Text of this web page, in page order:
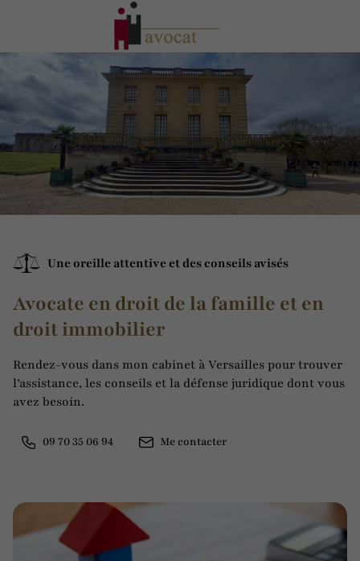
Une oreille attentive et des conseils avisés
Avocate en droit de la famille et en
droit immobilier
Rendez-vous dans mon cabinet à Versailles pour trouver
l’assistance, les conseils et la défense juridique dont vous
avez besoin.
09 70 35 06 94 Me contacter